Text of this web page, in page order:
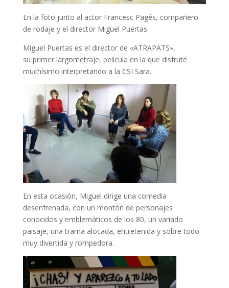
En la foto junto al actor Francesc Pagés, compañero
de rodaje y el director Miguel Puertas.
Miguel Puertas es el director de «ATRAPATS»,
su primer largometraje, película en la que disfruté
muchísimo interpretando a la CSI Sara.
En esta ocasión, Miguel dirige una comedia
desenfrenada, con un montón de personajes
conocidos y emblemáticos de los 80, un variado
paisaje, una trama alocada, entretenida y sobre todo
muy divertida y rompedora.